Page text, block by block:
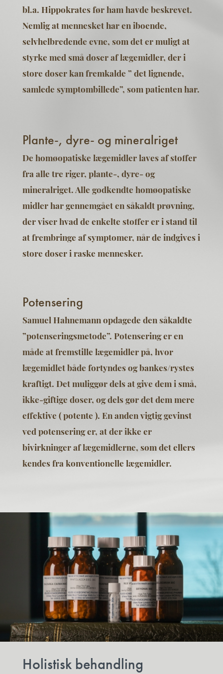
bl.a. Hippokrates før ham havde beskrevet.
Nemlig at mennesket har en iboende,
selvhelbredende evne, som det er muligt at
styrke med små doser af lægemidler, der i
store doser kan fremkalde ” det lignende,
samlede symptombillede”, som patienten har.
Plante-, dyre- og mineralriget
De homøopatiske lægemidler laves af stoffer
fra alle tre riger, plante-, dyre- og
mineralriget. Alle godkendte homøopatiske
midler har gennemgået en såkaldt prøvning,
der viser hvad de enkelte stoffer er i stand til
at frembringe af symptomer, når de indgives i
store doser i raske mennesker.
Potensering
Samuel Hahnemann opdagede den såkaldte
”potenseringsmetode”. Potensering er en
måde at fremstille lægemidler på, hvor
lægemidlet både fortyndes og bankes/rystes
kraftigt. Det muliggør dels at give dem i små,
ikke-giftige doser, og dels gør det dem mere
effektive ( potente ). En anden vigtig gevinst
ved potensering er, at der ikke er
bivirkninger af lægemidlerne, som det ellers
kendes fra konventionelle lægemidler.
Holistisk behandling